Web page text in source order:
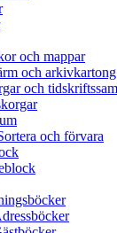
och mappar
och arkivkartong
och
och förvara